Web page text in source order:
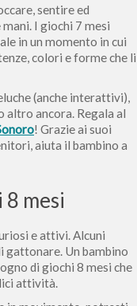
sentire ed
I giochi 7 mesi
in un momento in cui
colori e forme che li
(anche interattivi),
altro ancora. Regala al
! Grazie ai suoi
aiuta il bambino a
mesi
e attivi. Alcuni
gattonare. Un bambino
di giochi 8 mesi che
attività.